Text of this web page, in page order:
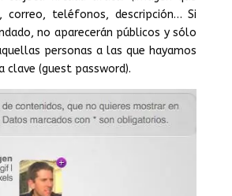
correo, teléfonos, descripción… Si
no aparecerán públicos y sólo
personas a las que hayamos
clave (guest password).